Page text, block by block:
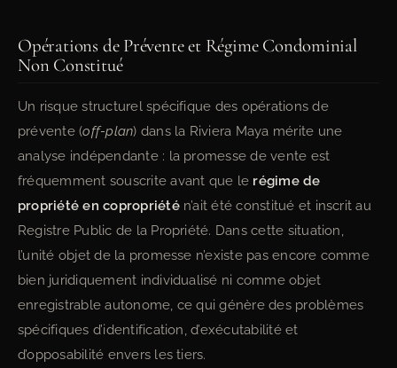
Opérations de Prévente et Régime Condominial
Non Constitué
Un risque structurel spécifique des opérations de
prévente (off-plan) dans la Riviera Maya mérite une
analyse indépendante : la promesse de vente est
fréquemment souscrite avant que le régime de
propriété en copropriétén’ait été constitué et inscrit au
Registre Public de la Propriété. Dans cette situation,
l’unité objet de la promesse n’existe pas encore comme
bien juridiquement individualisé ni comme objet
enregistrable autonome, ce qui génère des problèmes
spécifiques d’identification, d’exécutabilité et
d’opposabilité envers les tiers.